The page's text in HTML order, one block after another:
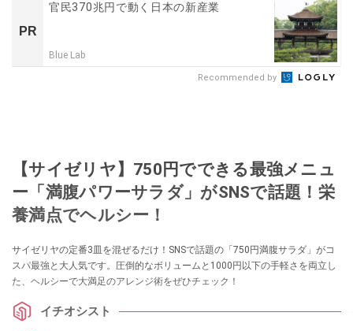
PR
官民370兆円で動く日本の新産業
Blue Lab
Recommended by
【サイゼリヤ】750円でできる最強メニュ
ー「満腹パワーサラダ」がSNSで話題！栄
養満点でヘルシー！
サイゼリヤの定番3皿を混ぜるだけ！SNSで話題の「750円満腹サラダ」がコ
スパ最強と大人気です。圧倒的なボリュームと1000円以下の手軽さを両立し
た、ヘルシーで大満足のアレンジ術をぜひチェック！
イチオシスト